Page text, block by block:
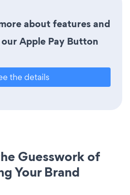
about features and
Apple Pay Button
the details
Guesswork of
Your Brand